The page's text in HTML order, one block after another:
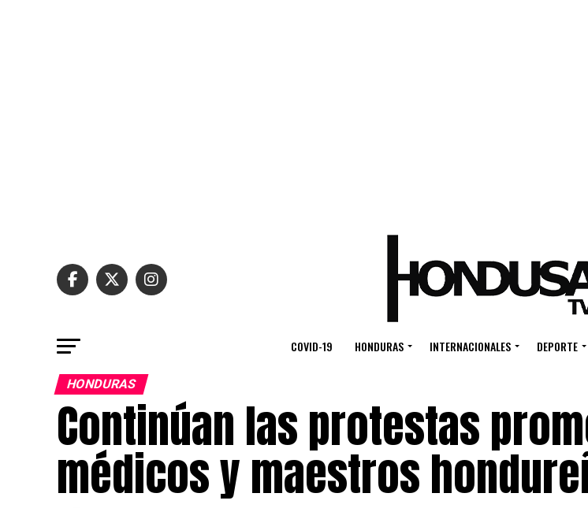
COVID-19 HONDURAS INTERNACIONALES DEPORTE
HONDURAS
Continúan las protestas
médicos y maestros